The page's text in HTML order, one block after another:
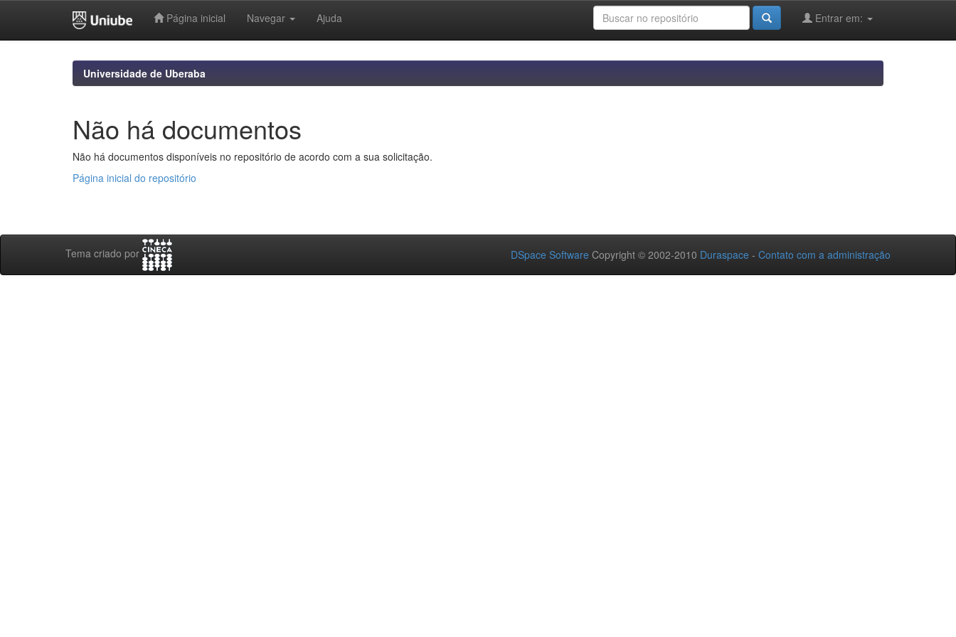
Página inicial Navegar Ajuda Entrar em:
Universidade de Uberaba
Não há documentos
Não há documentos disponíveis no repositório de acordo com a sua solicitação.
Página inicial do repositório
Tema criado por DSpace Software Copyright © 2002-2010 Duraspace - Contato com a administração